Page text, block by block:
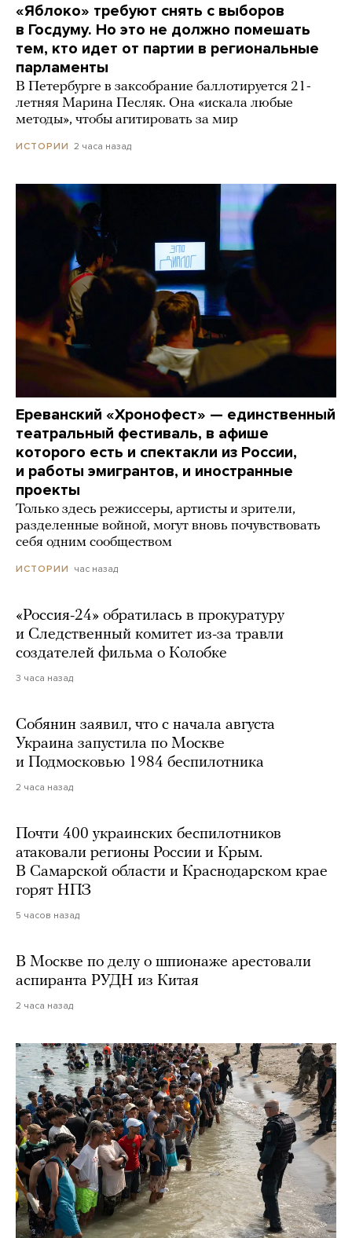
«Яблоко» требуют снять с выборов
в Госдуму. Но это не должно помешать
тем, кто идет от партии в региональные
парламенты
В Петербурге в заксобрание баллотируется 21-
летняя Марина Песляк. Она «искала любые
методы», чтобы агитировать за мир
ИСТОРИИ 2 часа назад
Ереванский «Хронофест» — единственный
театральный фестиваль, в афише
которого есть и спектакли из России,
и работы эмигрантов, и иностранные
проекты
Только здесь режиссеры, артисты и зрители,
разделенные войной, могут вновь почувствовать
себя одним сообществом
ИСТОРИИ час назад
«Россия-24» обратилась в прокуратуру
и Следственный комитет из-за травли
создателей фильма о Колобке
3 часа назад
Собянин заявил, что с начала августа
Украина запустила по Москве
и Подмосковью 1984 беспилотника
2 часа назад
Почти 400 украинских беспилотников
атаковали регионы России и Крым.
В Самарской области и Краснодарском крае
горят НПЗ
5 часов назад
В Москве по делу о шпионаже арестовали
аспиранта РУДН из Китая
2 часа назад